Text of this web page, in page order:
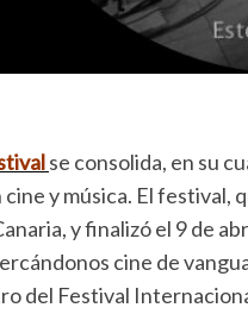
se consolida, en su
y música. El festival,
y finalizó el 9 de
cine de
del Festival